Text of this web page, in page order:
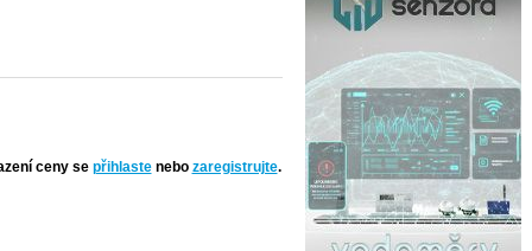
ceny se přihlaste nebo zaregistrujte.